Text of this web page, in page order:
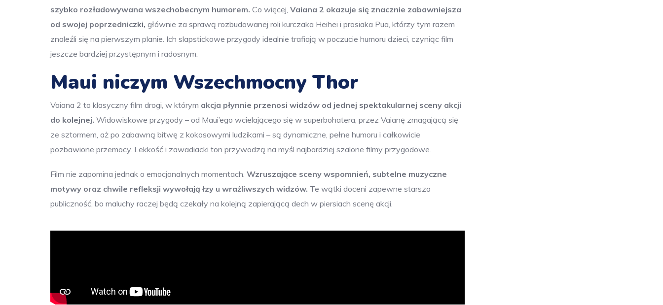
szybko rozładowywana wszechobecnym humorem. Co więcej, Vaiana 2 okazuje się znacznie zabawniejsza
od swojej poprzedniczki, głównie za sprawą rozbudowanej roli kurczaka Heihei i prosiaka Pua, którzy tym razem
znaleźli się na pierwszym planie. Ich slapstickowe przygody idealnie trafiają w poczucie humoru dzieci, czyniąc film
jeszcze bardziej przystępnym i radosnym.
Maui niczym Wszechmocny Thor
Vaiana 2 to klasyczny film drogi, w którym akcja płynnie przenosi widzów od jednej spektakularnej sceny akcji
do kolejnej. Widowiskowe przygody – od Maui’ego wcielającego się w superbohatera, przez Vaianę zmagającą się
ze sztormem, aż po zabawną bitwę z kokosowymi ludzikami – są dynamiczne, pełne humoru i całkowicie
pozbawione przemocy. Lekkość i zawadiacki ton przywodzą na myśl najbardziej szalone filmy przygodowe.
Film nie zapomina jednak o emocjonalnych momentach. Wzruszające sceny wspomnień, subtelne muzyczne
motywy oraz chwile refleksji wywołają łzy u wrażliwszych widzów. Te wątki doceni zapewne starsza
publiczność, bo maluchy raczej będą czekały na kolejną zapierającą dech w piersiach scenę akcji.